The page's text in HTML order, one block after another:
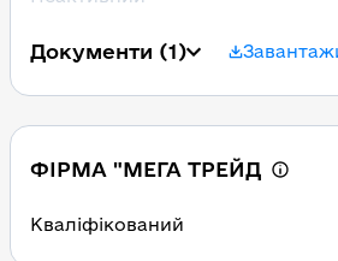
Документи (1)
ФІРМА "МЕГА ТРЕЙД
Кваліфікований